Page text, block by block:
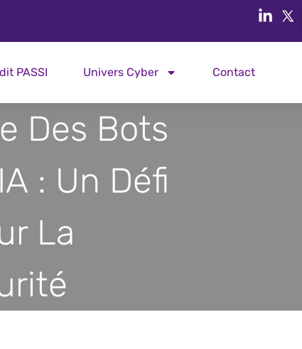
PASSI Univers Cyber Contact
Des Bots
: Un Défi
La